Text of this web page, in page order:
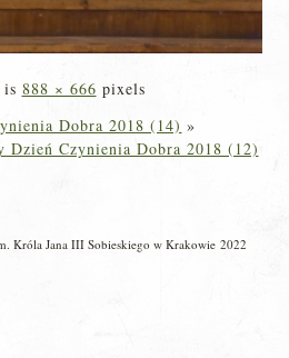
888 × 666 pixels
Dobra 2018 (14) »
Dzień Czynienia Dobra 2018 (12)
Króla Jana III Sobieskiego w Krakowie 2022